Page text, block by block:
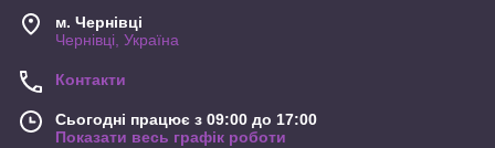
м. Чернівці
Чернівці, Україна
Контакти
Сьогодні працює з 09:00 до 17:00
Показати весь графік роботи